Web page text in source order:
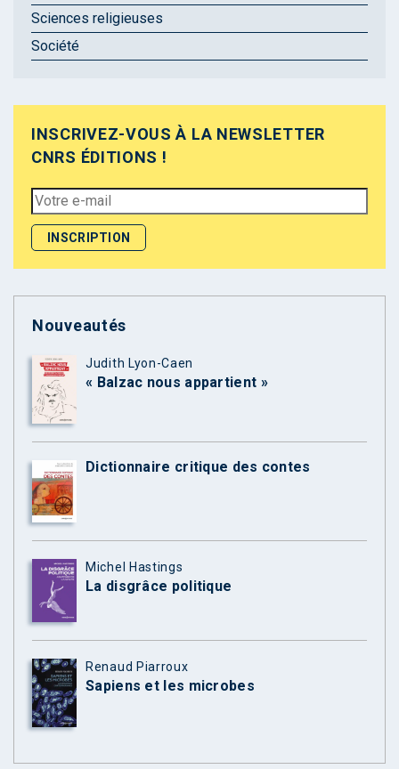
Sciences religieuses
Société
INSCRIVEZ-VOUS À LA NEWSLETTER
CNRS ÉDITIONS !
Nouveautés
Judith Lyon-Caen
« Balzac nous appartient »
Dictionnaire critique des contes
Michel Hastings
La disgrâce politique
Renaud Piarroux
Sapiens et les microbes